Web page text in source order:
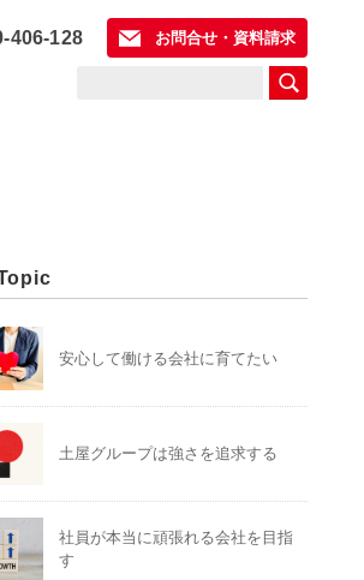
406-128 お問合せ・資料請求
安心して働ける会社に育てたい
土屋グループは強さを追求する
社員が本当に頑張れる会社を目指
す